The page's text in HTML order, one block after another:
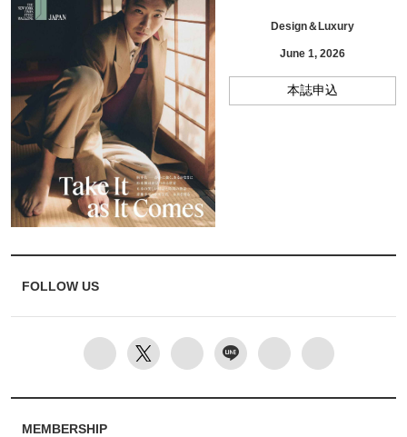
Design＆Luxury
June 1, 2026
本誌申込
FOLLOW US
MEMBERSHIP